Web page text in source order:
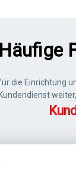
Häufige
die Einrichtung
Kundendienst